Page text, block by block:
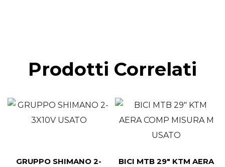
Prodotti Correlati
GRUPPO SHIMANO 2-
BICI MTB 29″ KTM AERA